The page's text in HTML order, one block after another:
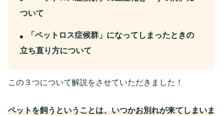
ついて
「ペットロス症候群」になってしまったときの
立ち直り方について
この３つについて解説をさせていただきました！
ペットを飼うということは、いつかお別れが来てしまいま